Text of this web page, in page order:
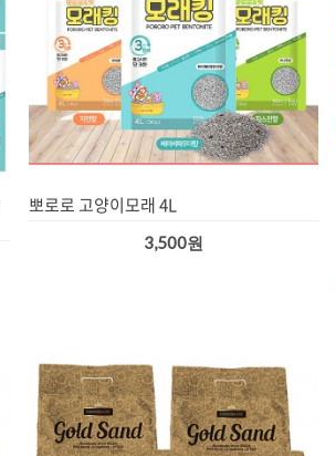
뽀로로 고양이모래 4L
3,500원